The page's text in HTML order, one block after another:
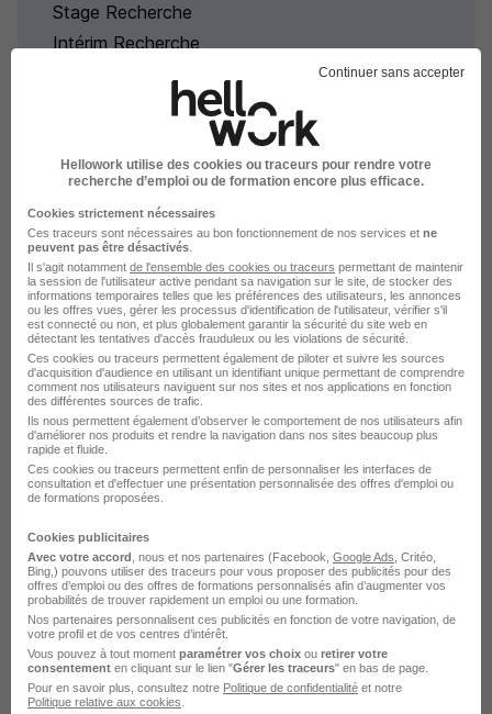
Stage Recherche
Intérim Recherche
Alternance par domaine à
Coteaux du Lizon
Alternance Coteaux du Lizon Production
Alternance Coteaux du Lizon Industrie
Alternance dans le domaine
Recherche en France
Alternance Paris Recherche
Alternance Lyon Recherche
Alternance Saint-Herblain Recherche
Alternance Rennes Recherche
Alternance Marseille Recherche
Alternance Bordeaux Recherche
Continuer sans accepter
Hellowork utilise des cookies ou traceurs pour rendre votre
recherche d’emploi ou de formation encore plus efficace.
Cookies strictement nécessaires
Ces traceurs sont nécessaires au bon fonctionnement de nos services et ne
peuvent pas être désactivés
Il s'agit notamment de l'ensemble des cookies ou traceurs permettant de maintenir
la session de l'utilisateur active pendant sa navigation sur le site, de stocker des
informations temporaires telles que les préférences des utilisateurs, les annonces
ou les offres vues, gérer les processus d'identification de l'utilisateur, vérifier s'il
est connecté ou non, et plus globalement garantir la sécurité du site web en
détectant les tentatives d'accès frauduleux ou les violations de sécurité.
Ces cookies ou traceurs permettent également de piloter et suivre les sources
d'acquisition d'audience en utilisant un identifiant unique permettant de comprendre
comment nos utilisateurs naviguent sur nos sites et nos applications en fonction
des différentes sources de trafic.
Ils nous permettent également d’observer le comportement de nos utilisateurs afin
d'améliorer nos produits et rendre la navigation dans nos sites beaucoup plus
rapide et fluide.
Ces cookies ou traceurs permettent enfin de personnaliser les interfaces de
consultation et d'effectuer une présentation personnalisée des offres d'emploi ou
de formations proposées.
Cookies publicitaires
Avec votre accord , nous et nos partenaires (Facebook, Google Ads , Critéo,
Bing,) pouvons utiliser des traceurs pour vous proposer des publicités pour des
offres d’emploi ou des offres de formations personnalisés afin d’augmenter vos
probabilités de trouver rapidement un emploi ou une formation.
Nos partenaires personnalisent ces publicités en fonction de votre navigation, de
votre profil et de vos centres d’intérêt.
Vous pouvez à tout moment paramétrer vos choix ou retirer votre
consentement en cliquant sur le lien "Gérer les traceurs" en bas de page.
Pour en savoir plus, consultez notre Politique de confidentialité et notre
Politique relative aux cookies